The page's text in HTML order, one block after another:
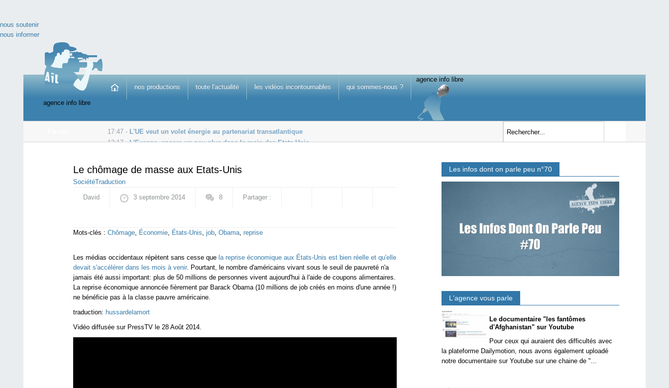
nous soutenir
nous informer
agence info libre
nos productions toute l'actualité les vidéos incontournables qui sommes-nous ?
agence info libre
17:47 - L'UE veut un volet énergie au partenariat transatlantique
12:17 -L'Europe, encore un peu plus dans la main des Etats-Unis
Le chômage de masse aux Etats-Unis
SociétéTraduction
David 3 septembre 2014 8 Partager :
Mots-clés : Chômage, Économie, États-Unis, job, Obama, reprise
Les médias occidentaux répètent sans cesse que la reprise économique aux États-Unis est bien réelle et qu'elle
devait s'accélérer dans les mois à venir. Pourtant, le nombre d'américains vivant sous le seuil de pauvreté n'a
jamais été aussi important: plus de 50 millions de personnes vivent aujourd'hui à l'aide de coupons alimentaires.
La reprise économique annoncée fièrement par Barack Obama (10 millions de job créés en moins d'une année !)
ne bénéficie pas à la classe pauvre américaine.
traduction: hussardelamort
Vidéo diffusée sur PressTV le 28 Août 2014.
Les infos dont on parle peu n°70
L'agence vous parle
Le documentaire "les fantômes
d'Afghanistan" sur Youtube
Pour ceux qui auraient des difficultés avec
la plateforme Dailymotion, nous avons également uploadé
notre documentaire sur Youtube sur une chaine de "...